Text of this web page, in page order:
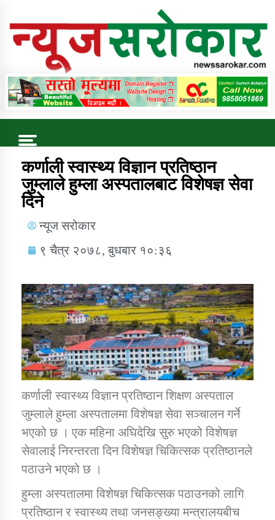
Online News Portal
Trending Now
डिभिजन कार्यालय जुम्लाको सुचना सन्देश
कर्णाली प्रविधि शिक्षालय जुम्लाको सुचना
सामाजिक बिकास कार्यालय जुम्लाकाे सुचना
कर्णाली स्वास्थ्य विज्ञान प्रतिष्ठान
जुम्लाले हुम्ला अस्पतालबाट विशेषज्ञ सेवा
दिने
न्यूज सरोकार
९ चैत्र २०७८, बुधबार १०:३६
कर्णाली स्वास्थ्य विज्ञान प्रतिष्ठान शिक्षण अस्पताल
जुम्लाले हुम्ला अस्पतालमा विशेषज्ञ सेवा सञ्चालन गर्ने
भएको छ । एक महिना अघिदेखि सुरु भएको विशेषज्ञ
सेवालाई निरन्तरता दिन विशेषज्ञ चिकित्सक प्रतिष्ठानले
पठाउने भएको छ ।
हुम्ला अस्पतालमा विशेषज्ञ चिकित्सक पठाउनको लागि
प्रतिष्ठान र स्वास्थ्य तथा जनसङ्ख्या मन्त्रालयबीच